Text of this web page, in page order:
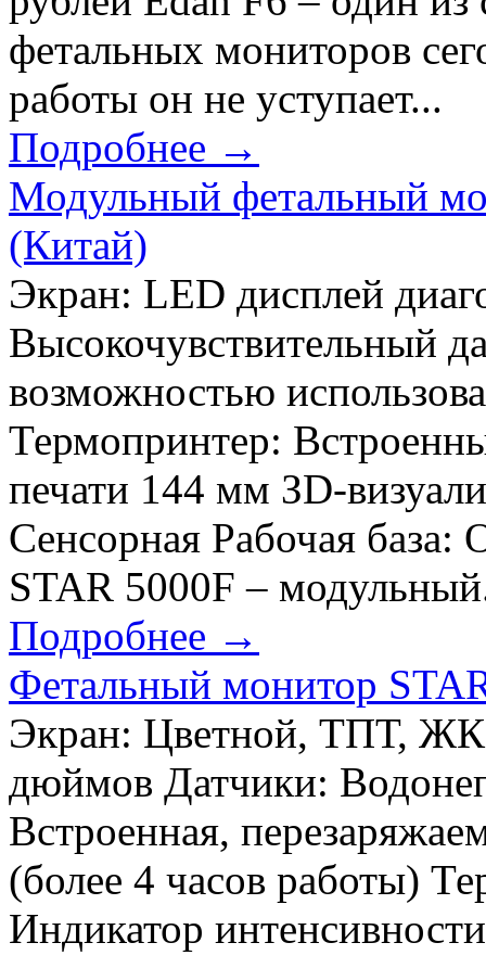
фетальных мониторов
работы он не уступает...
Подробнее →
Модульный фетальный
(Китай)
Экран: LED дисплей
Высокочувствительный
возможностью
Термопринтер:
печати 144 мм ЗD-
Сенсорная Рабочая база:
STAR 5000F –
Подробнее →
Фетальный монитор
Экран: Цветной, ТПТ, ЖК,
дюймов Датчики:
Встроенная,
(более 4 часов работы)
Индикатор